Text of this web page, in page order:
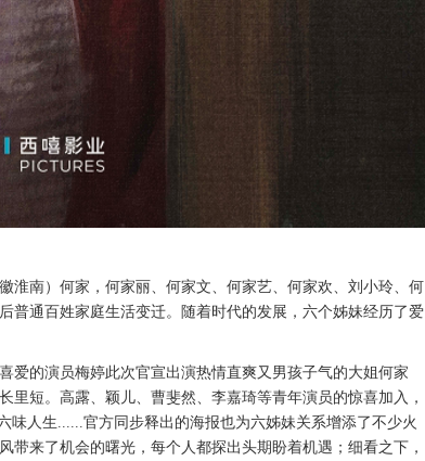
淮南）何家，何家丽、何家文、何家艺、何家欢、刘小玲、何
普通百姓家庭生活变迁。随着时代的发展，六个姊妹经历了爱
爱的演员梅婷此次官宣出演热情直爽又男孩子气的大姐何家
短。高露、颖儿、曹斐然、李嘉琦等青年演员的惊喜加入，
味人生......官方同步释出的海报也为六姊妹关系增添了不少火
来了机会的曙光，每个人都探出头期盼着机遇；细看之下，